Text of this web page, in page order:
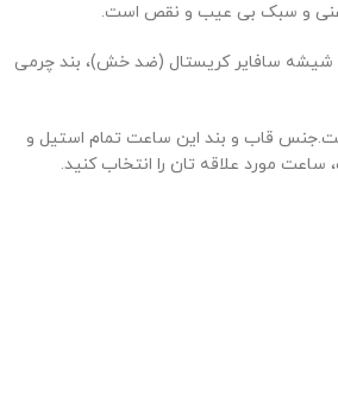
غنی و سبک بی عیب و نقص است.
شیشه سافایر کریستال (ضد خش)، بند چرمی
قاب و بند این ساعت تمام استیل و
مورد علاقه تان را انتخاب کنید.